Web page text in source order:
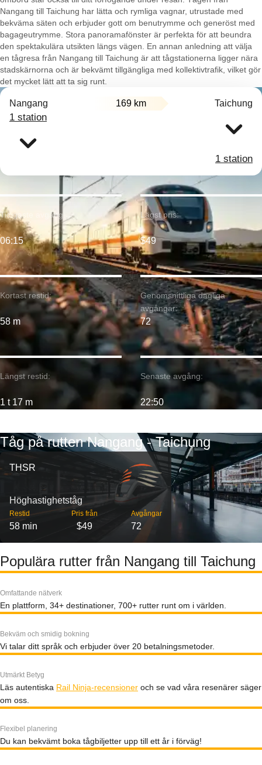
Nangang till Taichung har lätta och rymliga vagnar, utrustade med
bekväma säten och erbjuder gott om benutrymme och generöst med
bagageutrymme. Stora panoramafönster är perfekta för att beundra
den spektakulära utsikten längs vägen. En annan anledning att välja
en tågresa från Nangang till Taichung är att tågstationerna ligger nära
stadskärnorna och är bekvämt tillgängliga med kollektivtrafik, vilket gör
det mycket lätt att ta sig runt.
Nangang 169 km Taichung
1 station
1 station
Kortast restid:
58 m
Tidigaste avgång:
06:15
Längst restid:
1 t 17 m
Lägst pris:
$49
Genomsnittliga dagliga
avgångar:
72
Senaste avgång:
22:50
Tåg på rutten Nangang - Taichung
THSR
Höghastighetståg
Restid
58 min
Pris från
$49
Avgångar
72
Populära rutter från Nangang till Taichung
Omfattande nätverk
En plattform, 34+ destinationer, 700+ rutter runt om i världen.
Bekväm och smidig bokning
Vi talar ditt språk och erbjuder över 20 betalningsmetoder.
Utmärkt Betyg
Läs autentiska Rail Ninja-recensioner och se vad våra resenärer säger
om oss.
Flexibel planering
Du kan bekvämt boka tågbiljetter upp till ett år i förväg!